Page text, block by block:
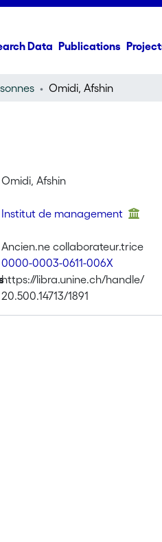
Data Publications
Omidi, Afshin
Omidi, Afshin
Institut de management
Ancien.ne collaborateur.trice
0000-0003-0611-006X
https://libra.unine.ch/handle/
20.500.14713/1891